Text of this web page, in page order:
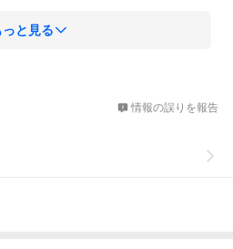
っと見る
情報の誤りを報告